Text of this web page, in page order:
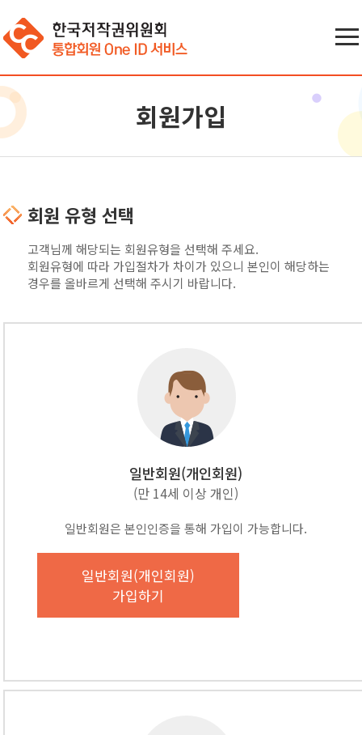
회원가입
회원 유형 선택
고객님께 해당되는 회원유형을 선택해 주세요.
회원유형에 따라 가입절차가 차이가 있으니 본인이 해당하는
경우를 올바르게 선택해 주시기 바랍니다.
일반회원(개인회원)
(만 14세 이상 개인)
일반회원은 본인인증을 통해 가입이 가능합니다.
일반회원(개인회원)
가입하기